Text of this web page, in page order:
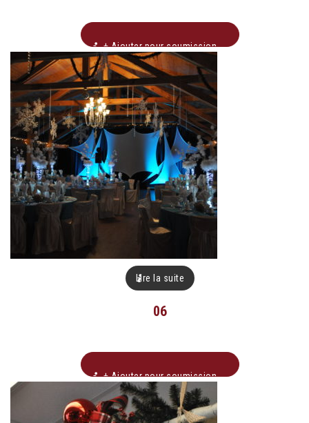
+ Ajouter pour soumission
Lire la suite
06
+ Ajouter pour soumission